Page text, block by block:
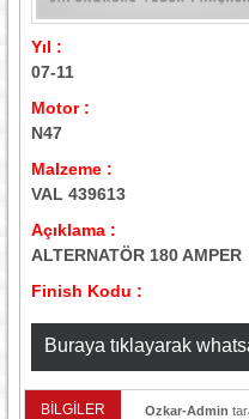
Yıl :
07-11
Motor :
N47
Malzeme :
VAL 439613
Açıklama :
ALTERNATÖR 180 AMPER
Finish Kodu :
Buraya tıklayarak
stok
BİLGİLER Ozkar-Admin